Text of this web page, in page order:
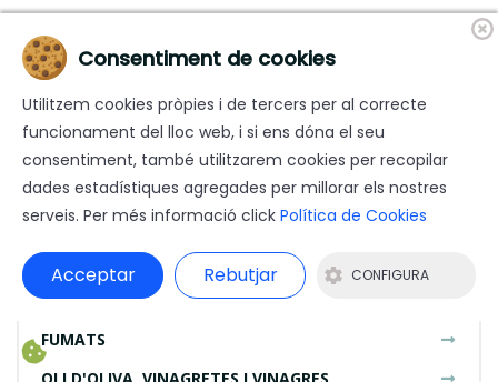
Categories
ANXOVES i SEITONS
BACALLÀ Y ALTRES PRODUCTES DE LA PESCA
CONSERVES I COMPLEMENTS
ESPECIALITATS
FUMATS
Consentiment de cookies
Utilitzem cookies pròpies i de tercers per al correcte
funcionament del lloc web, i si ens dóna el seu
consentiment, també utilitzarem cookies per recopilar
dades estadístiques agregades per millorar els nostres
serveis. Per més informació click Política de Cookies
Acceptar Rebutjar CONFIGURA